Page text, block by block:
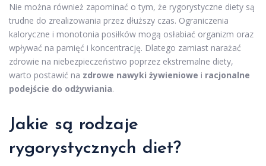
Nie można również zapominać o tym, że rygorystyczne diety są
trudne do zrealizowania przez dłuższy czas. Ograniczenia
kaloryczne i monotonia posiłków mogą osłabiać organizm oraz
wpływać na pamięć i koncentrację. Dlatego zamiast narażać
zdrowie na niebezpieczeństwo poprzez ekstremalne diety,
warto postawić na zdrowe nawyki żywieniowe i racjonalne
podejście do odżywiania.
Jakie są rodzaje
rygorystycznych diet?